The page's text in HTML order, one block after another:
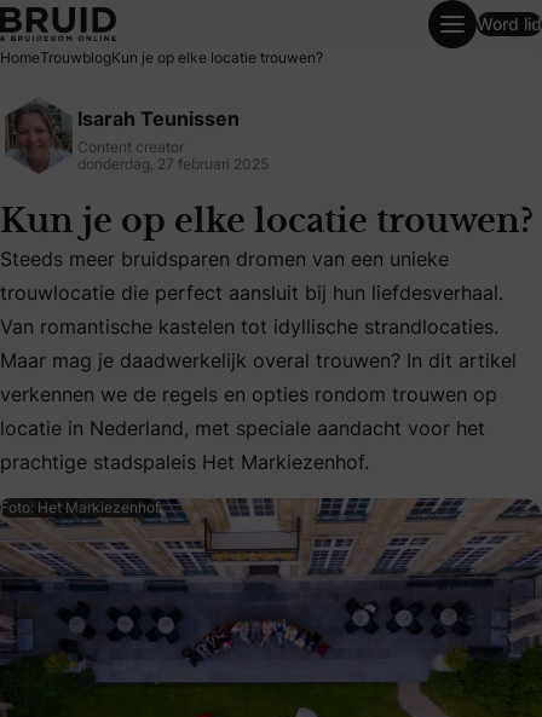
Kun je op elke locatie trouwen?
Word lid
HomeTrouwblogKun je op elke locatie trouwen?
Isarah Teunissen
Content creator
donderdag, 27 februari 2025
Kun je op elke locatie trouwen?
Steeds meer bruidsparen dromen van een unieke
Steeds meer bruidsparen dromen van een unieke
trouwlocatie die perfect aansluit bij hun liefdesverhaal.
Van romantische kastelen tot idyllische strandlocaties.
Maar mag je daadwerkelijk overal trouwen? In dit artikel
verkennen we de regels en opties rondom trouwen op
locatie in Nederland, met speciale aandacht voor het
prachtige stadspaleis Het Markiezenhof.
Foto: Het Markiezenhof